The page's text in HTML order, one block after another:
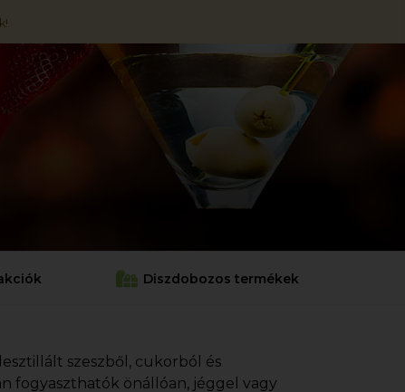
Diszdobozos termékek
szeszből, cukorból és
fogyaszthatók önállóan, jéggel vagy